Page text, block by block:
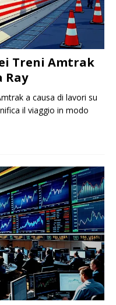
Treni Amtrak
Ray
a causa di lavori su
il viaggio in modo